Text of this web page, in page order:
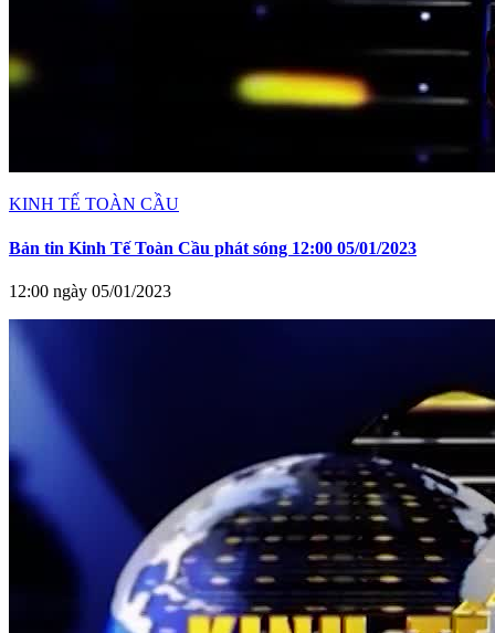
KINH TẾ TOÀN CẦU
Bản tin Kinh Tế Toàn Cầu phát sóng 12:00 05/01/2023
12:00 ngày 05/01/2023